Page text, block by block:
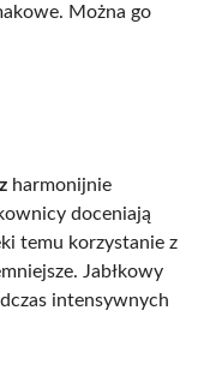
Można go
harmonijnie
doceniają
temu korzystanie z
Jabłkowy
intensywnych